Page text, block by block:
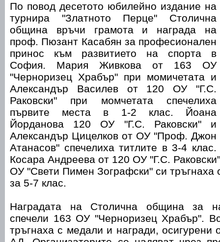
По повод десетото юбилейно издание на
турнира "Златното Перце" Столична
община връчи грамота и награда на
проф. Пюзант Касабян за професионален
принос към развитието на спорта в
София. Мария Живкова от 163 ОУ
"Черноризец Храбър" при момичетата и
Александър Василев от 120 ОУ "Г.С.
Раковски" при момчетата спечелиха
първите места в 1-2 клас. Йоана
Йорданова 120 ОУ "Г.С. Раковски" и
Александър Цицелков от ОУ "Проф. Джон
Атанасов" спечелиха титлите в 3-4 клас.
Косара Андреева от 120 ОУ "Г.С.
ОУ "Свети Пимен Зографски" си тръгнаха
за 5-7 клас.
Наградата на Столична община за
спечели 163 ОУ "Черноризец Храбър".
тръгнаха с медали и награди,